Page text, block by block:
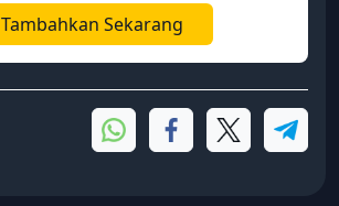
Tambahkan Sekarang